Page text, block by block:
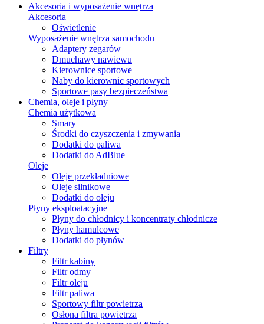
Akcesoria i wyposażenie wnętrza
Akcesoria
Oświetlenie
Wyposażenie wnętrza samochodu
Adaptery zegarów
Dmuchawy nawiewu
Kierownice sportowe
Naby do kierownic sportowych
Sportowe pasy bezpieczeństwa
Chemia, oleje i płyny
Chemia użytkowa
Smary
Środki do czyszczenia i zmywania
Dodatki do paliwa
Dodatki do AdBlue
Oleje
Oleje przekładniowe
Oleje silnikowe
Dodatki do oleju
Płyny eksploatacyjne
Płyny do chłodnicy i koncentraty chłodnicze
Płyny hamulcowe
Dodatki do płynów
Filtry
Filtr kabiny
Filtr odmy
Filtr oleju
Filtr paliwa
Sportowy filtr powietrza
Osłona filtra powietrza